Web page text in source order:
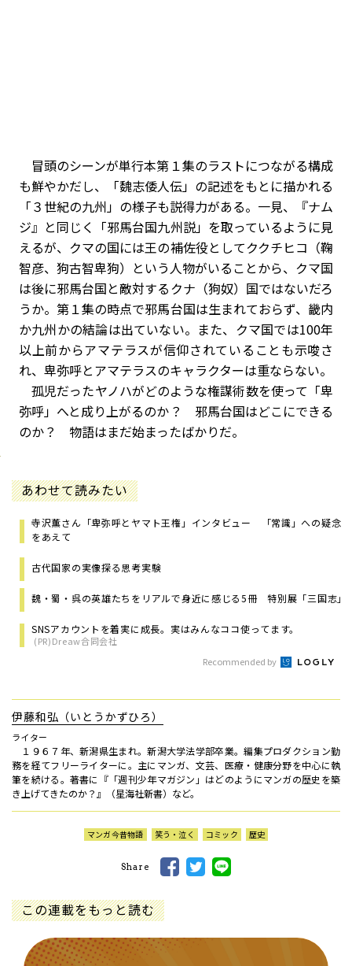
冒頭のシーンが単行本第１集のラストにつながる構成
も鮮やかだし、「魏志倭人伝」の記述をもとに描かれる
「３世紀の九州」の様子も説得力がある。一見、『ナム
ジ』と同じく「邪馬台国九州説」を取っているように見
えるが、クマの国には王の補佐役としてククチヒコ（鞠
智彦、狗古智卑狗）という人物がいることから、クマ国
は後に邪馬台国と敵対するクナ（狗奴）国ではないだろ
うか。第１集の時点で邪馬台国は生まれておらず、畿内
か九州かの結論は出ていない。また、クマ国では100年
以上前からアマテラスが信仰されていることも示唆さ
れ、卑弥呼とアマテラスのキャラクターは重ならない。
孤児だったヤノハがどのような権謀術数を使って「卑
弥呼」へと成り上がるのか？ 邪馬台国はどこにできる
のか？ 物語はまだ始まったばかりだ。
あわせて読みたい
寺沢薫さん「卑弥呼とヤマト王権」インタビュー 「常識」への疑念
をあえて
古代国家の実像探る思考実験
魏・蜀・呉の英雄たちをリアルで身近に感じる5冊 特別展「三国志」
SNSアカウントを着実に成長。実はみんなココ使ってます。
(PR)Dreaw合同会社
Recommended by
伊藤和弘（いとうかずひろ）
ライター
１９６７年、新潟県生まれ。新潟大学法学部卒業。編集プロダクション勤
務を経てフリーライターに。主にマンガ、文芸、医療・健康分野を中心に執
筆を続ける。著書に『「週刊少年マガジン」はどのようにマンガの歴史を築
き上げてきたのか？』（星海社新書）など。
マンガ今昔物語 笑う・泣く コミック 歴史
Share
この連載をもっと読む